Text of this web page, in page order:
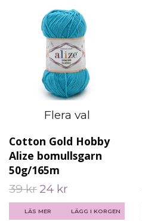
Flera val
Cotton Gold Hobby
Alize bomullsgarn
50g/165m
39 kr 24 kr
LÄS MER LÄGG I KORGEN